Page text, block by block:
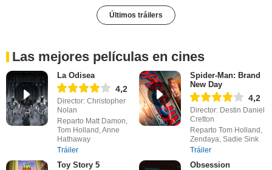
Últimos tráilers
Las mejores películas en cines
La Odisea
4,2
Director: Christopher
Nolan
Reparto Matt Damon,
Tom Holland, Anne
Hathaway
Tráiler
Spider-Man: Brand
New Day
4,2
Director: Destin Daniel
Cretton
Reparto Tom Holland,
Zendaya, Sadie Sink
Tráiler
Toy Story 5 Obsession